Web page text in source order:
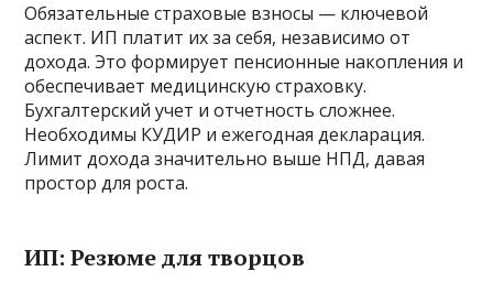
Обязательные страховые взносы — ключевой
аспект. ИП платит их за себя, независимо от
дохода. Это формирует пенсионные накопления и
обеспечивает медицинскую страховку.
Бухгалтерский учет и отчетность сложнее.
Необходимы КУДИР и ежегодная декларация.
Лимит дохода значительно выше НПД, давая
простор для роста.
ИП: Резюме для творцов